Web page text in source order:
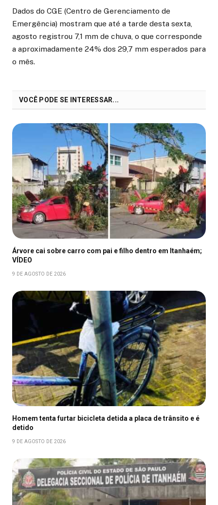
Dados do CGE (Centro de Gerenciamento de
Emergência) mostram que até a tarde desta sexta,
agosto registrou 7,1 mm de chuva, o que corresponde
a aproximadamente 24% dos 29,7 mm esperados para
o mês.
VOCÊ PODE SE INTERESSAR...
Árvore cai sobre carro com pai e filho dentro em Itanhaém;
VÍDEO
9 DE AGOSTO DE 2026
Homem tenta furtar bicicleta detida a placa de trânsito e é
detido
9 DE AGOSTO DE 2026